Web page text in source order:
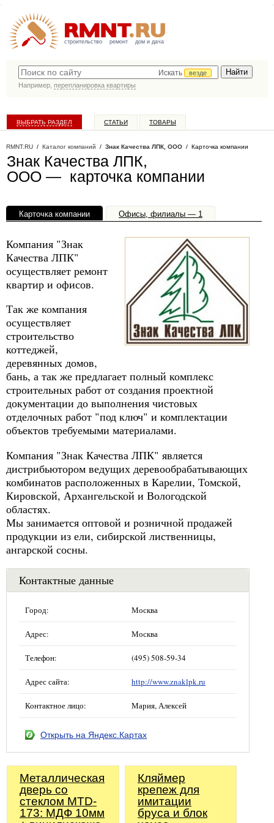
строительство ремонт дом и дача
Искать
везде
Например, перепланировка квартиры
ВЫБРАТЬ РАЗДЕЛ СТАТЬИ ТОВАРЫ
RMNT.RU / Каталог компаний / Знак Качества ЛПК, ООО / Карточка компании
Знак Качества ЛПК,
ООО — карточка компании
Карточка компании Офисы, филиалы — 1
Компания "Знак
Качества ЛПК"
осуществляет ремонт
квартир и офисов.
Так же компания
осуществляет
строительство
коттеджей,
деревянных домов,
бань, а так же предлагает полный комплекс
строительных работ от создания проектной
документации до выполнения чистовых
отделочных работ "под ключ" и комплектации
объектов требуемыми материалами.
Компания "Знак Качества ЛПК" является
дистрибьютором ведущих деревообрабатывающих
комбинатов расположенных в Карелии, Томской,
Кировской, Архангельской и Вологодской
областях.
Мы занимается оптовой и розничной продажей
продукции из ели, сибирской лиственницы,
ангарской сосны.
Контактные данные
Город: Москва
Адрес: Москва
Телефон: (495) 508-59-34
Адрес сайта: http://www.znaklpk.ru
Контактное лицо: Мария, Алексей
Открыть на Яндекс.Картах
Металлическая
дверь со
стеклом MTD-
173: МДФ 10мм
Кляймер
крепеж для
имитации
бруса и блок